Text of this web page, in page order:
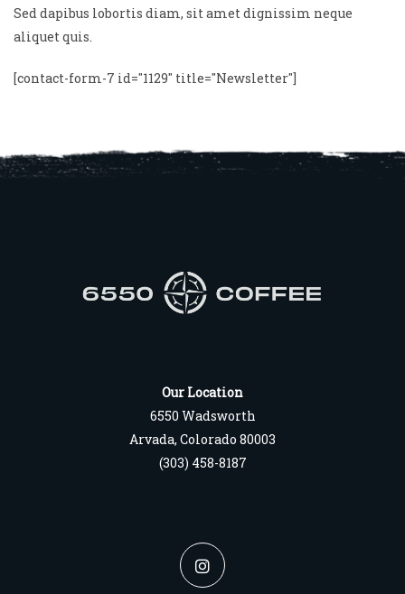
Sed dapibus lobortis diam, sit amet dignissim neque
aliquet quis.
[contact-form-7 id="1129" title="Newsletter"]
Our Location
6550 Wadsworth
Arvada, Colorado 80003
(303) 458-8187